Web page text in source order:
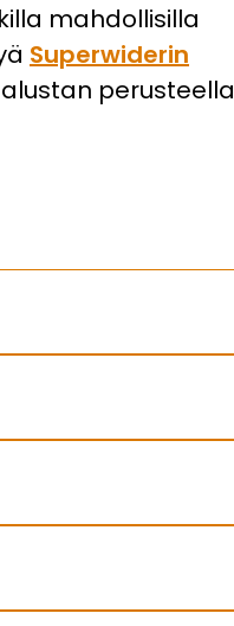
mahdollisilla
Superwiderin
perusteella